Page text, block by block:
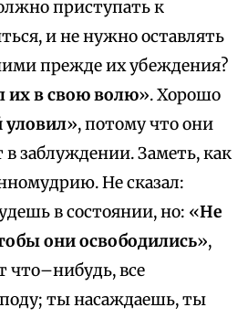
приступать к
и не нужно оставлять
прежде их убеждения?
их в свою волю». Хорошо
», потому что они
заблуждении. Заметь, как
Не сказал:
в состоянии, но: «Не
они освободились»,
что–нибудь, все
ты насаждаешь, ты